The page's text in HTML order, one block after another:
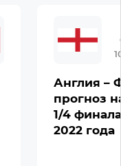
Англия –
прогноз
1/4
2022 года